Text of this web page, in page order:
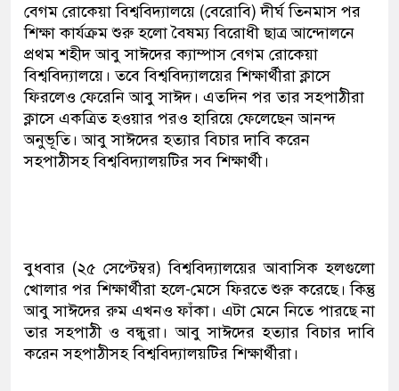
বেগম রোকেয়া বিশ্ববিদ্যালয়ে (বেরোবি) দীর্ঘ তিনমাস পর
শিক্ষা কার্যক্রম শুরু হলো বৈষম্য বিরোধী ছাত্র আন্দোলনে
প্রথম শহীদ আবু সাঈদের ক্যাম্পাস বেগম রোকেয়া
বিশ্ববিদ্যালয়ে। তবে বিশ্ববিদ্যালয়ের শিক্ষার্থীরা ক্লাসে
ফিরলেও ফেরেনি আবু সাঈদ। এতদিন পর তার সহপাঠীরা
ক্লাসে একত্রিত হওয়ার পরও হারিয়ে ফেলেছেন আনন্দ
অনুভূতি। আবু সাঈদের হত্যার বিচার দাবি করেন
সহপাঠীসহ বিশ্ববিদ্যালয়টির সব শিক্ষার্থী।
বুধবার (২৫ সেপ্টেম্বর) বিশ্ববিদ্যালয়ের আবাসিক হলগুলো
খোলার পর শিক্ষার্থীরা হলে-মেসে ফিরতে শুরু করেছে। কিন্তু
আবু সাঈদের রুম এখনও ফাঁকা। এটা মেনে নিতে পারছে না
তার সহপাঠী ও বন্ধুরা। আবু সাঈদের হত্যার বিচার দাবি
করেন সহপাঠীসহ বিশ্ববিদ্যালয়টির শিক্ষার্থীরা।